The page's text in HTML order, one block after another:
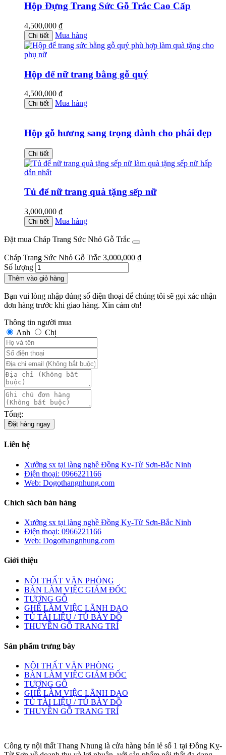
Hộp Đựng Trang Sức Gỗ Trắc Cao Cấp
4,500,000 ₫
Chi tiết Mua hàng
Hộp để nữ trang bằng gỗ quý
4,500,000 ₫
Chi tiết Mua hàng
Hộp gỗ hương sang trọng dành cho phái đẹp
Chi tiết
Tủ để nữ trang quà tặng sếp nữ
3,000,000 ₫
Chi tiết Mua hàng
Đặt mua Cháp Trang Sức Nhỏ Gỗ Trắc
Cháp Trang Sức Nhỏ Gỗ Trắc 3,000,000 ₫
Số lượng
Thêm vào giỏ hàng
Bạn vui lòng nhập đúng số điện thoại để chúng tôi sẽ gọi xác nhận
đơn hàng trước khi giao hàng. Xin cảm ơn!
Thông tin người mua
Anh
Chị
Tổng:
Đặt hàng ngay
Liên hệ
Xưởng sx tại làng nghề Đồng Kỵ-Từ Sơn-Bắc Ninh
Điện thoại: 0966221166
Web: Dogothangnhung.com
Chích sách bán hàng
Xưởng sx tại làng nghề Đồng Kỵ-Từ Sơn-Bắc Ninh
Điện thoại: 0966221166
Web: Dogothangnhung.com
Giới thiệu
NỘI THẤT VĂN PHÒNG
BÀN LÀM VIỆC GIÁM ĐỐC
TƯỢNG GỖ
GHẾ LÀM VIỆC LÃNH ĐẠO
TỦ TÀI LIỆU / TỦ BÀY ĐỒ
THUYỀN GỖ TRANG TRÍ
Sản phẩm trưng bày
NỘI THẤT VĂN PHÒNG
BÀN LÀM VIỆC GIÁM ĐỐC
TƯỢNG GỖ
GHẾ LÀM VIỆC LÃNH ĐẠO
TỦ TÀI LIỆU / TỦ BÀY ĐỒ
THUYỀN GỖ TRANG TRÍ
Công ty nội thất Thang Nhung là cửa hàng bán lẻ số 1 tại Đồng Kỵ-